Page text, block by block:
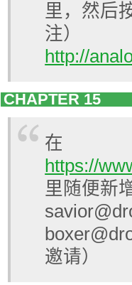
里，然后
注）
http://
CHAPTER 15
在
https://
里随便新
邀请）